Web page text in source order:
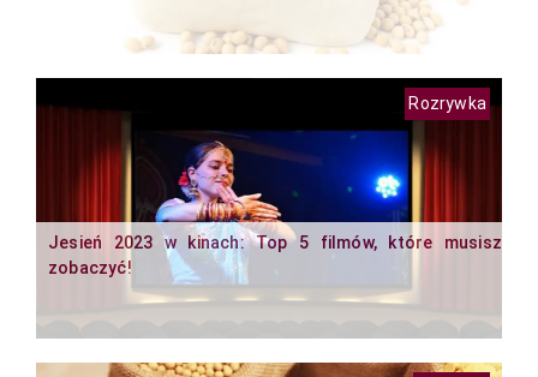
Jesień 2023 w kinach: Top 5 filmów, które musisz
zobaczyć!
Rozrywka